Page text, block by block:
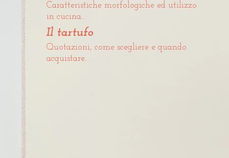
Caratteristiche morfologiche ed utilizzo
in cucina...
Il tartufo
Quotazioni, come scegliere e quando
acquistare...